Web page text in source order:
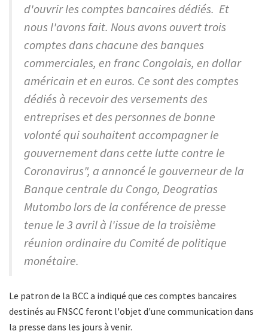
d'ouvrir les comptes bancaires dédiés. Et
nous l'avons fait. Nous avons ouvert trois
comptes dans chacune des banques
commerciales, en franc Congolais, en dollar
américain et en euros. Ce sont des comptes
dédiés à recevoir des versements des
entreprises et des personnes de bonne
volonté qui souhaitent accompagner le
gouvernement dans cette lutte contre le
Coronavirus", a annoncé le gouverneur de la
Banque centrale du Congo, Deogratias
Mutombo lors de la conférence de presse
tenue le 3 avril à l'issue de la troisième
réunion ordinaire du Comité de politique
monétaire.
Le patron de la BCC a indiqué que ces comptes bancaires
destinés au FNSCC feront l'objet d'une communication dans
la presse dans les jours à venir.